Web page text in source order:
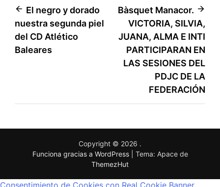
El negro y dorado
nuestra segunda piel
del CD Atlético
Baleares
Bàsquet Manacor.
VICTORIA, SILVIA,
JUANA, ALMA E INTI
PARTICIPARAN EN
LAS SESIONES DEL
PDJC DE LA
FEDERACIÓN
Copyright © 2026 .
Funciona gracias a WordPress
Tema: Apace de
ThemezHut
Consentimiento de Cookies con Real Cookie Banner